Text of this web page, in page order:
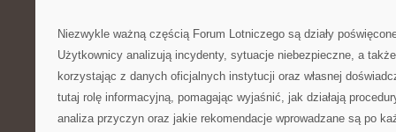
Niezwykle ważną częścią Forum Lotniczego są działy
Użytkownicy analizują incydenty, sytuacje niebezpieczne, a
korzystając z danych oficjalnych instytucji oraz własnej
tutaj rolę informacyjną, pomagając wyjaśnić, jak działają
analiza przyczyn oraz jakie rekomendacje wprowadzane są po